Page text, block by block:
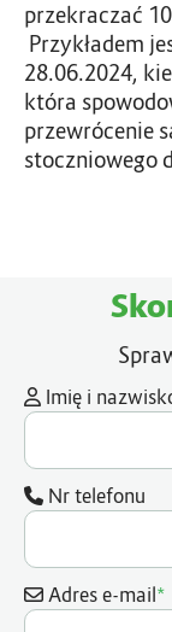
przekraczać
Przykładem
28.06.2024,
która
przewrócenie
stoczniowego
Imię i
Nr telefonu
Adres e-mail*